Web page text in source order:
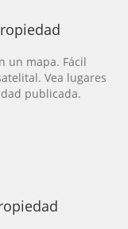
un mapa. Fácil
Vea lugares
publicada.